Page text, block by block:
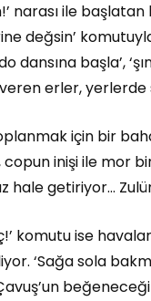
narası ile
değsin’
dansına başla’,
erler, yerlerde
için bir
copun inişi ile mor
hale getiriyor…
komutu ise
‘Sağa sola